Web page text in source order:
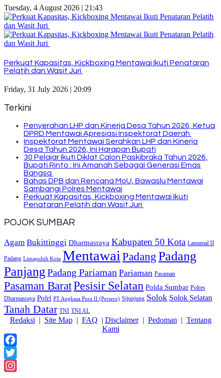
Tuesday, 4 August 2026 | 21:43
Perkuat Kapasitas, Kickboxing Mentawai Ikuti Penataran
Pelatih dan Wasit Juri
Friday, 31 July 2026 | 20:09
Terkini
Penyerahan LHP dan Kinerja Desa Tahun 2026, Ketua
DPRD Mentawai Apresiasi Inspektorat Daerah
Inspektorat Mentawai Serahkan LHP dan Kinerja
Desa Tahun 2026, Ini Harapan Bupati
30 Pelajar Ikuti Diklat Calon Paskibraka Tahun 2026,
Bupati Rinto : Ini Amanah Sebagai Generasi Emas
Bangsa
Bahas DPB dan Rencana MoU, Bawaslu Mentawai
Sambangi Polres Mentawai
Perkuat Kapasitas, Kickboxing Mentawai Ikuti
Penataran Pelatih dan Wasit Juri
POJOK SUMBAR
Agam Bukittinggi Dharmasraya Kabupaten 50 Kota Lantamal II
Padang Limapuluh Kota Mentawai PadangPadang
Panjang Padang Pariaman Pariaman Pasaman
Pasaman BaratPesisir Selatan Polda Sumbar Polres
Dharmasraya Polri PT Angkasa Pura II (Persero) Sijunjung Solok Solok Selatan
Tanah Datar TNI TNI AL
Redaksi | Site Map| FAQ | Disclaimer| Pedoman | Tentang
Kami
Facebook
Twitter